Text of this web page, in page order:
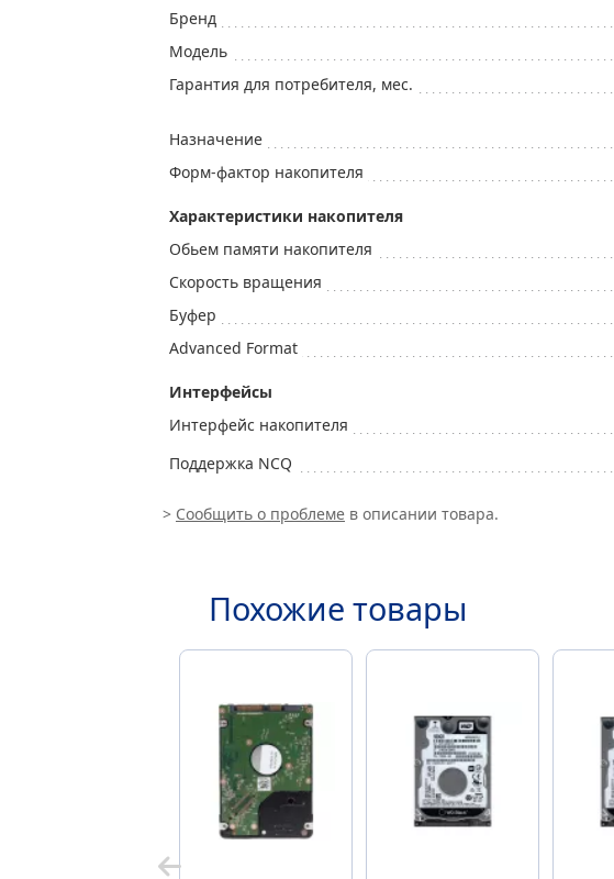
Бренд
Модель
Гарантия для потребителя, мес.
Назначение
Форм-фактор накопителя
Характеристики накопителя
Обьем памяти накопителя
Скорость вращения
Буфер
Advanced Format
Интерфейсы
Интерфейс накопителя
Поддержка NCQ
> Сообщить о проблеме в описании товара.
Похожие товары